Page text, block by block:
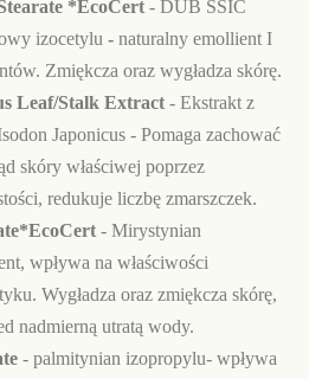
*EcoCert - DUB SSIC
izocetylu - naturalny emollient I
Zmiękcza oraz wygładza skórę.
Leaf/Stalk Extract - Ekstrakt z
Japonicus - Pomaga zachować
skóry właściwej poprzez
redukuje liczbę zmarszczek.
- Mirystynian
wpływa na właściwości
Wygładza oraz zmiękcza skórę,
nadmierną utratą wody.
- palmitynian izopropylu- wpływa